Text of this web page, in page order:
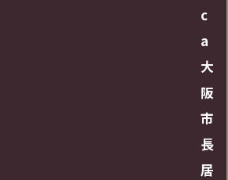
c
a
大
阪
市
長
居